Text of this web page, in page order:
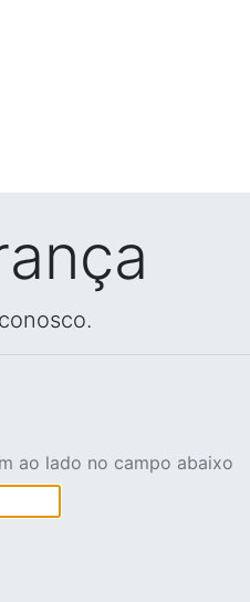
ao lado no campo abaixo